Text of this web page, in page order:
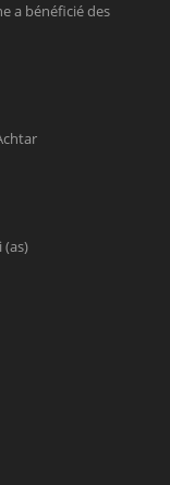
a bénéficié des
(as)